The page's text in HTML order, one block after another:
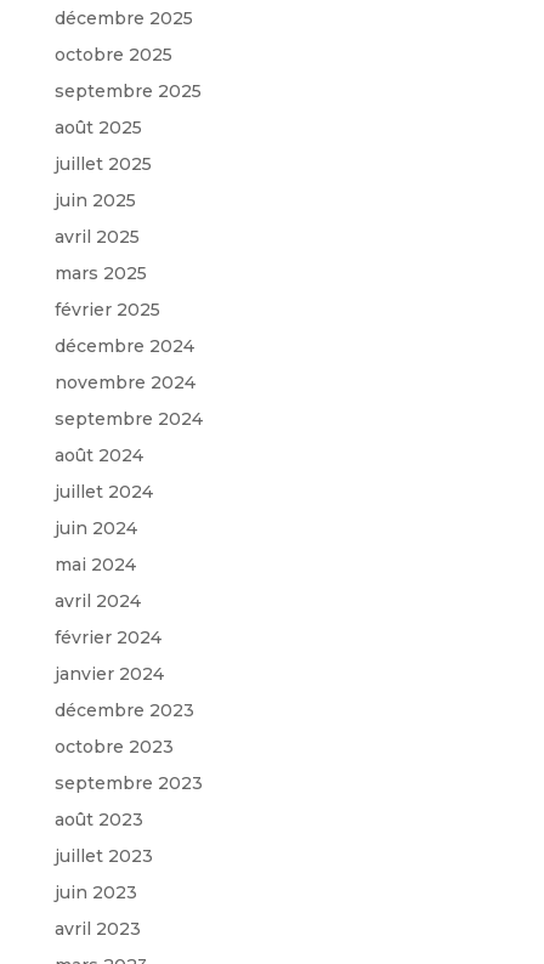
décembre 2025
octobre 2025
septembre 2025
août 2025
juillet 2025
juin 2025
avril 2025
mars 2025
février 2025
décembre 2024
novembre 2024
septembre 2024
août 2024
juillet 2024
juin 2024
mai 2024
avril 2024
février 2024
janvier 2024
décembre 2023
octobre 2023
septembre 2023
août 2023
juillet 2023
juin 2023
avril 2023